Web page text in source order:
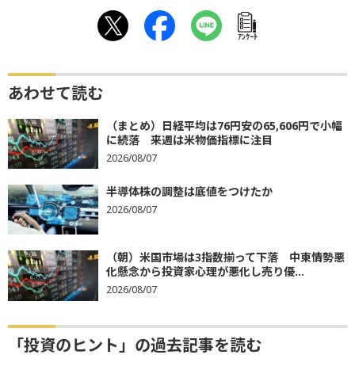
ｱﾝｹｰﾄ
あわせて読む
（まとめ）日経平均は76円安の65,606円で小幅
に続落 来週は米物価指標に注目
2026/08/07
半導体株の調整は底値をつけたか
2026/08/07
（朝）米国市場は3指数揃って下落 中東情勢悪
化懸念から投資家心理が悪化し売り優...
2026/08/07
「投資のヒント」の過去記事を読む